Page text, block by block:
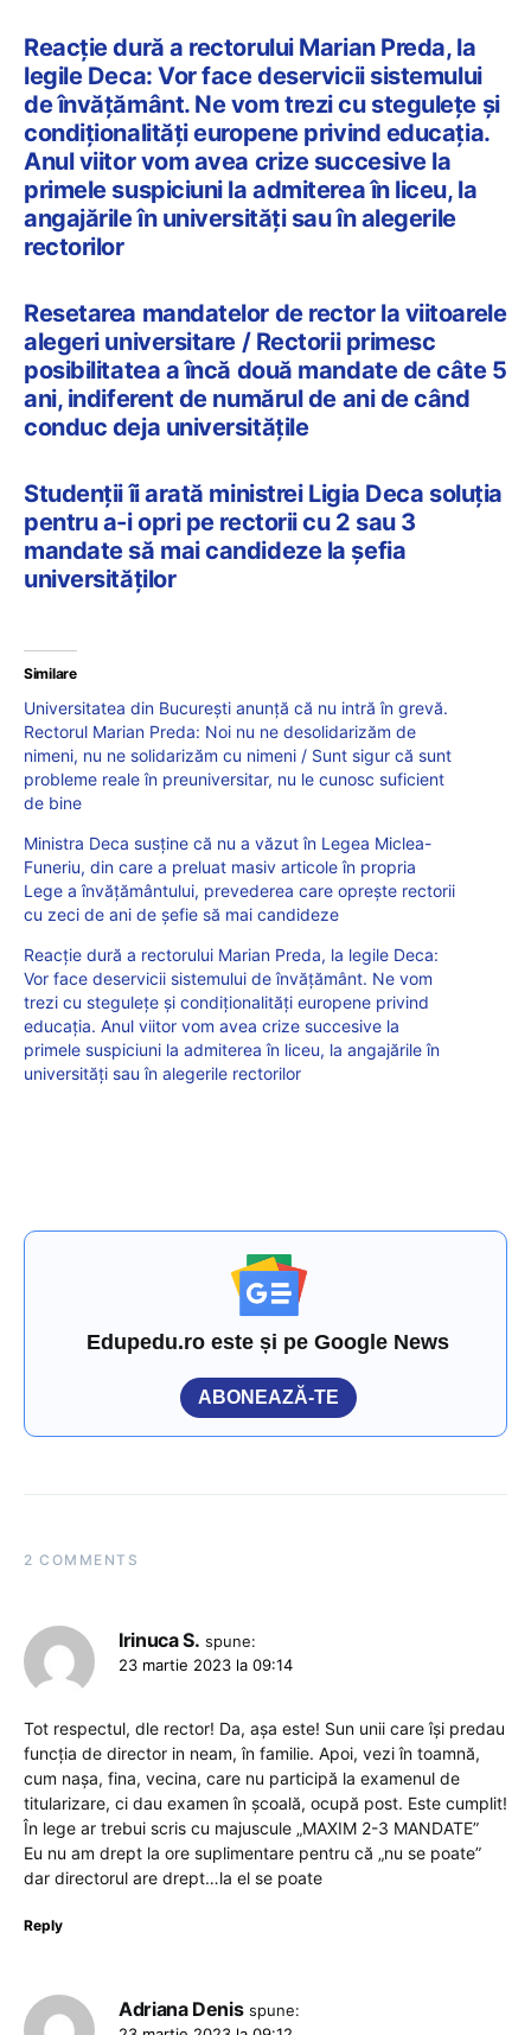
Reacție dură a rectorului Marian Preda, la
legile Deca: Vor face deservicii sistemului
de învățământ. Ne vom trezi cu stegulețe și
condiționalități europene privind educația.
Anul viitor vom avea crize succesive la
primele suspiciuni la admiterea în liceu, la
angajările în universități sau în alegerile
rectorilor
Resetarea mandatelor de rector la viitoarele
alegeri universitare / Rectorii primesc
posibilitatea a încă două mandate de câte 5
ani, indiferent de numărul de ani de când
conduc deja universitățile
Studenții îi arată ministrei Ligia Deca soluția
pentru a-i opri pe rectorii cu 2 sau 3
mandate să mai candideze la șefia
universităților
Similare
Universitatea din București anunță că nu intră în grevă.
Rectorul Marian Preda: Noi nu ne desolidarizăm de
nimeni, nu ne solidarizăm cu nimeni / Sunt sigur că sunt
probleme reale în preuniversitar, nu le cunosc suficient
de bine
Ministra Deca susține că nu a văzut în Legea Miclea-
Funeriu, din care a preluat masiv articole în propria
Lege a învățământului, prevederea care oprește rectorii
cu zeci de ani de șefie să mai candideze
Reacție dură a rectorului Marian Preda, la legile Deca:
Vor face deservicii sistemului de învățământ. Ne vom
trezi cu stegulețe și condiționalități europene privind
educația. Anul viitor vom avea crize succesive la
primele suspiciuni la admiterea în liceu, la angajările în
universități sau în alegerile rectorilor
Edupedu.ro este și pe Google News
ABONEAZĂ-TE
2 COMMENTS
Irinuca S. spune:
23 martie 2023 la 09:14
Tot respectul, dle rector! Da, așa este! Sun unii care își predau
funcția de director in neam, în familie. Apoi, vezi în toamnă,
cum nașa, fina, vecina, care nu participă la examenul de
titularizare, ci dau examen în școală, ocupă post. Este cumplit!
În lege ar trebui scris cu majuscule „MAXIM 2-3 MANDATE”
Eu nu am drept la ore suplimentare pentru că „nu se poate”
dar directorul are drept…la el se poate
Reply
Adriana Denis spune: